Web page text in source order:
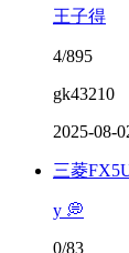
王子得
4/895
gk43210
2025-08-
三菱
y 💭
0/83